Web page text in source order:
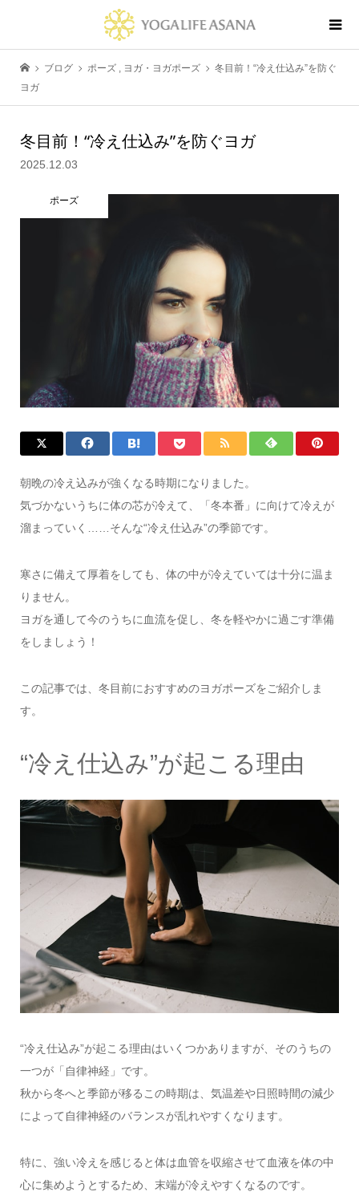
ブログ ポーズ , ヨガ・ヨガポーズ
冬目前！“冷え仕込み”を防ぐ
ヨガ
冬目前！“冷え仕込み”を防ぐヨガ
2025.12.03
ポーズ
朝晩の冷え込みが強くなる時期になりました。
気づかないうちに体の芯が冷えて、「冬本番」に向けて冷えが
溜まっていく……そんな“冷え仕込み”の季節です。
寒さに備えて厚着をしても、体の中が冷えていては十分に温ま
りません。
ヨガを通して今のうちに血流を促し、冬を軽やかに過ごす準備
をしましょう！
この記事では、冬目前におすすめのヨガポーズをご紹介しま
す。
“冷え仕込み”が起こる理由
“冷え仕込み”が起こる理由はいくつかありますが、そのうちの
一つが「自律神経」です。
秋から冬へと季節が移るこの時期は、気温差や日照時間の減少
によって自律神経のバランスが乱れやすくなります。
特に、強い冷えを感じると体は血管を収縮させて血液を体の中
心に集めようとするため、末端が冷えやすくなるのです。